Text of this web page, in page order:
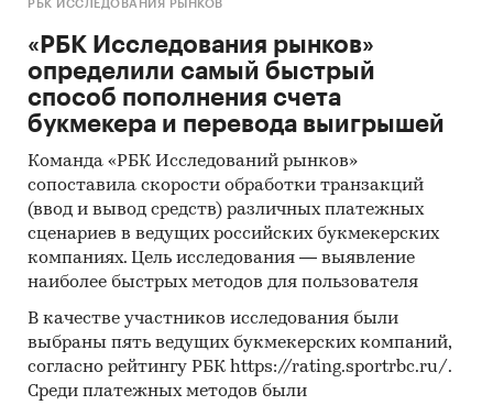
РБК ИССЛЕДОВАНИЯ РЫНКОВ
«РБК Исследования рынков»
определили самый быстрый
способ пополнения счета
букмекера и перевода выигрышей
Команда «РБК Исследований рынков»
сопоставила скорости обработки транзакций
(ввод и вывод средств) различных платежных
сценариев в ведущих российских букмекерских
компаниях. Цель исследования — выявление
наиболее быстрых методов для пользователя
В качестве участников исследования были
выбраны пять ведущих букмекерских компаний,
согласно рейтингу РБК https://rating.sportrbc.ru/.
Среди платежных методов были